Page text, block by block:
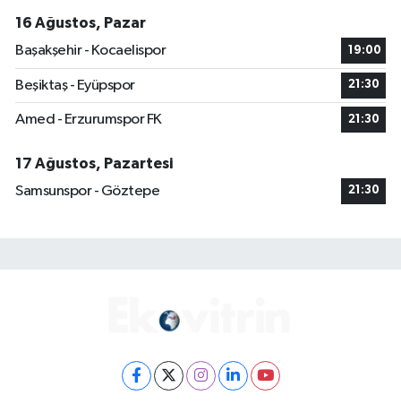
16 Ağustos, Pazar
Başakşehir - Kocaelispor
19:00
Beşiktaş - Eyüpspor 21:30
Amed - Erzurumspor FK 21:30
17 Ağustos, Pazartesi
Samsunspor - Göztepe
21:30